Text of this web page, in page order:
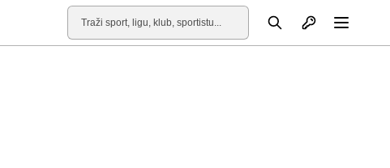
Pretraga Otvori profil